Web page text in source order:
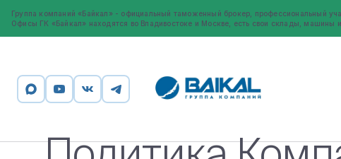
Группа компаний «Байкал» - официальный таможенный брокер, профессиональный
Офисы ГК «Байкал» находятся во Владивостоке и Москве, есть свои склады, машины и